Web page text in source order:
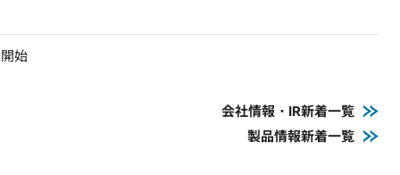
始
会社情報・IR新着一覧
製品情報新着一覧